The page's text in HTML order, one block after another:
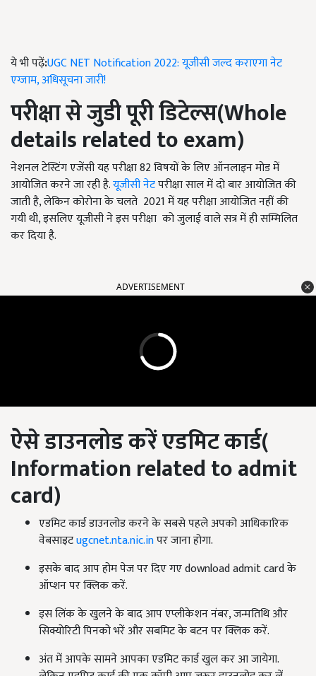
ये भी पढ़ें:UGC NET Notification 2022: यूजीसी जल्द कराएगा नेट
एग्जाम, अधिसूचना जारी!
परीक्षा से जुडी पूरी डिटेल्स(Whole
details related to exam)
नेशनल टेस्टिंग एजेंसी यह परीक्षा 82 विषयों के लिए ऑनलाइन मोड में
आयोजित करने जा रही है.यूजीसी नेटपरीक्षा साल में दो बार आयोजित की
जाती है, लेकिन कोरोना के चलते 2021 में यह परीक्षा आयोजित नहीं की
गयी थी, इसलिए यूजीसी ने इस परीक्षा को जुलाई वाले सत्र में ही सम्मिलित
कर दिया है.
ADVERTISEMENT
ऐसे डाउनलोड करें एडमिट कार्ड(
Information related to admit
card)
एडमिट कार्ड डाउनलोड करने के सबसे पहले अपको आधिकारिक
वेबसाइटugcnet.nta.nic.inपर जाना होगा.
इसके बाद आप होम पेज पर दिए गए download admit card के
ऑप्शन पर क्लिक करें.
इस लिंक के खुलने के बाद आप एप्लीकेशन नंबर, जन्मतिथि और
सिक्योरिटी पिनको भरें और सबमिट के बटन पर क्लिक करें.
अंत में आपके सामने आपका एडमिट कार्ड खुल कर आ जायेगा.